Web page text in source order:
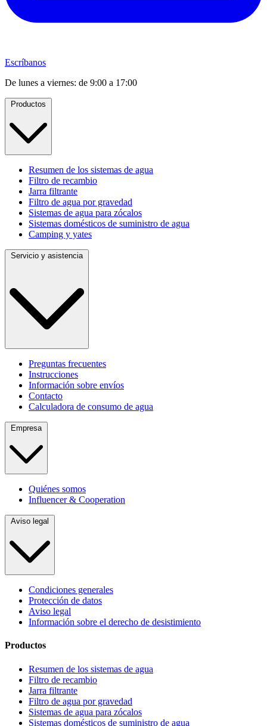
Escríbanos
De lunes a viernes: de 9:00 a 17:00
Productos
Resumen de los sistemas de agua
Filtro de recambio
Jarra filtrante
Filtro de agua por gravedad
Sistemas de agua para zócalos
Sistemas domésticos de suministro de agua
Camping y yates
Servicio y asistencia
Preguntas frecuentes
Instrucciones
Información sobre envíos
Contacto
Calculadora de consumo de agua
Empresa
Quiénes somos
Influencer & Cooperation
Aviso legal
Condiciones generales
Protección de datos
Aviso legal
Información sobre el derecho de desistimiento
Productos
Resumen de los sistemas de agua
Filtro de recambio
Jarra filtrante
Filtro de agua por gravedad
Sistemas de agua para zócalos
Sistemas domésticos de suministro de agua